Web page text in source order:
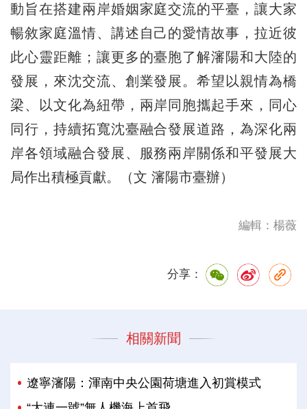
動旨在搭建兩岸婚姻家庭交流的平臺，讓大家
暢敘家庭溫情、講述自己的愛情故事，拉近彼
此心靈距離；讓更多的臺胞了解瀋陽和大陸的
發展，來沈交流、創業發展。希望以親情為橋
梁、以文化為紐帶，兩岸同胞攜起手來，同心
同行，持續拓寬沈臺融合發展道路，為深化兩
岸各領域融合發展、服務兩岸關係和平發展大
局作出積極貢獻。（文 瀋陽市臺辦）
編輯：楊薇
分享：
相關新聞
遼寧瀋陽：渾南中央公園荷塘進入初賞模式